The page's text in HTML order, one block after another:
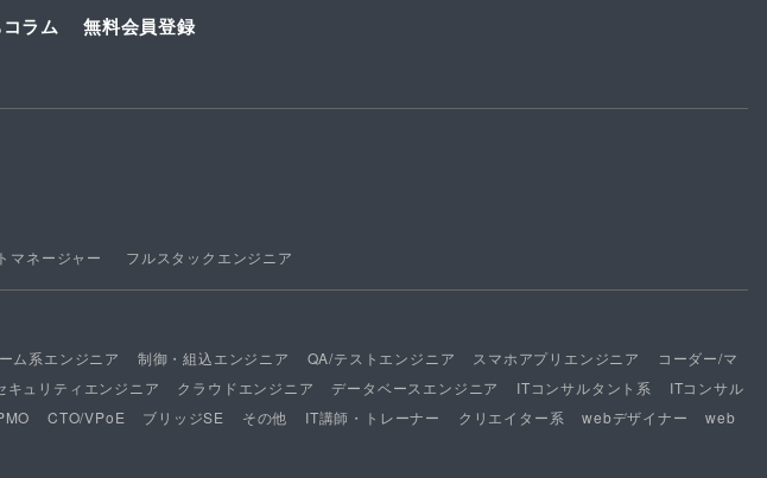
ラム 無料会員登録
マネージャー フルスタックエンジニア
ム系エンジニア 制御・組込エンジニア QA/テストエンジニア スマホアプリエンジニア
コーダー/マ
キュリティエンジニア クラウドエンジニア データベースエンジニア ITコンサルタント系
ITコンサル
CTO/VPoE ブリッジSE その他 IT講師・トレーナー クリエイター系 webデザイナー
web